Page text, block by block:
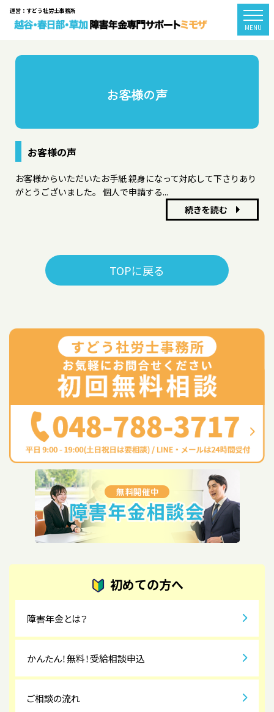
MENU
運営：すどう社労士事務所
お客様の声
お客様の声
お客様からいただいたお手紙 親身になって対応して下さりあり
がとうございました。 個人で申請する...
続きを読む
TOPに戻る
初めての方へ
障害年金とは？
かんたん！無料！受給相談申込
ご相談の流れ